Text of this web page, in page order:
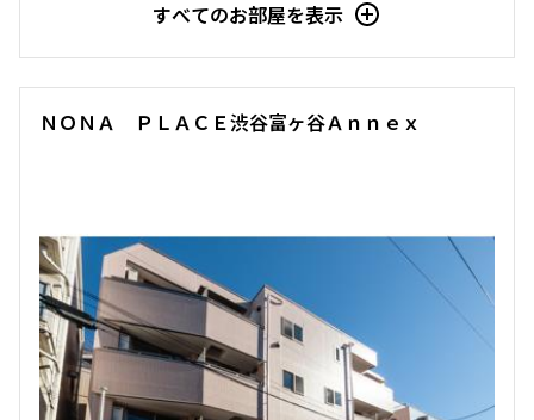
すべてのお部屋を表示
ＮＯＮＡ ＰＬＡＣＥ渋谷富ヶ谷Ａｎｎｅｘ